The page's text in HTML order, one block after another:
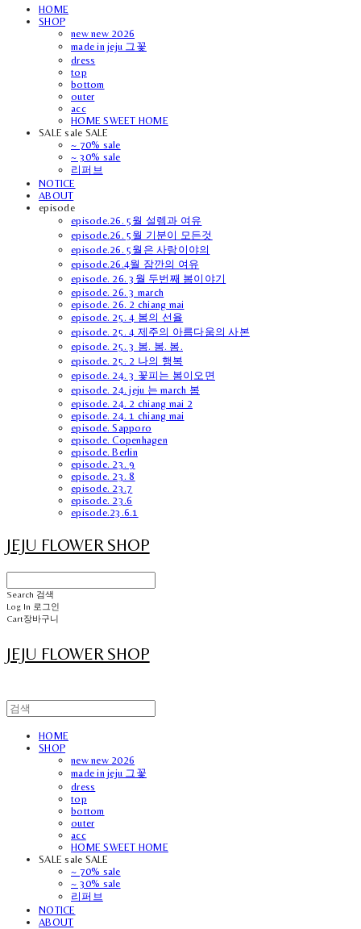
HOME
SHOP
new new 2026
made in jeju 그꽃
dress
top
bottom
outer
acc
HOME SWEET HOME
SALE sale SALE
~ 70% sale
~ 30% sale
리퍼브
NOTICE
ABOUT
episode
episode.26. 5월 설렘과 여유
episode.26. 5월 기분이 모든것
episode.26. 5월은 사랑이야의
episode.26.4월 잠깐의 여유
episode. 26. 3월 두번째 봄이야기
episode. 26. 3 march
episode. 26. 2 chiang mai
episode. 25. 4 봄의 선율
episode. 25. 4 제주의 아름다움의 사본
episode. 25. 3 봄. 봄. 봄.
episode. 25. 2 나의 행복
episode. 24. 3 꽃피는 봄이오면
episode. 24. jeju 는 march 봄
episode. 24. 2 chiang mai 2
episode. 24. 1 chiang mai
episode. Sapporo
episode. Copenhagen
episode. Berlin
episode. 23. 9
episode. 23. 8
episode. 23.7
episode. 23.6
episode.23.6.1
JEJU FLOWER SHOP
Search 검색
Log In 로그인
Cart장바구니
JEJU FLOWER SHOP
HOME
SHOP
new new 2026
made in jeju 그꽃
dress
top
bottom
outer
acc
HOME SWEET HOME
SALE sale SALE
~ 70% sale
~ 30% sale
리퍼브
NOTICE
ABOUT